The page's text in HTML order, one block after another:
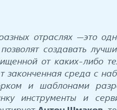
отраслях —это
создавать
от каких-либо
законченная среда с
и шаблонами
инструменты и